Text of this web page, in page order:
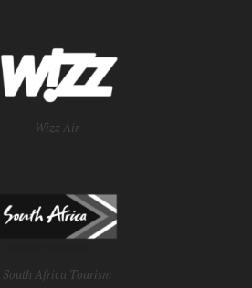
Wizz Air
South Africa Tourism